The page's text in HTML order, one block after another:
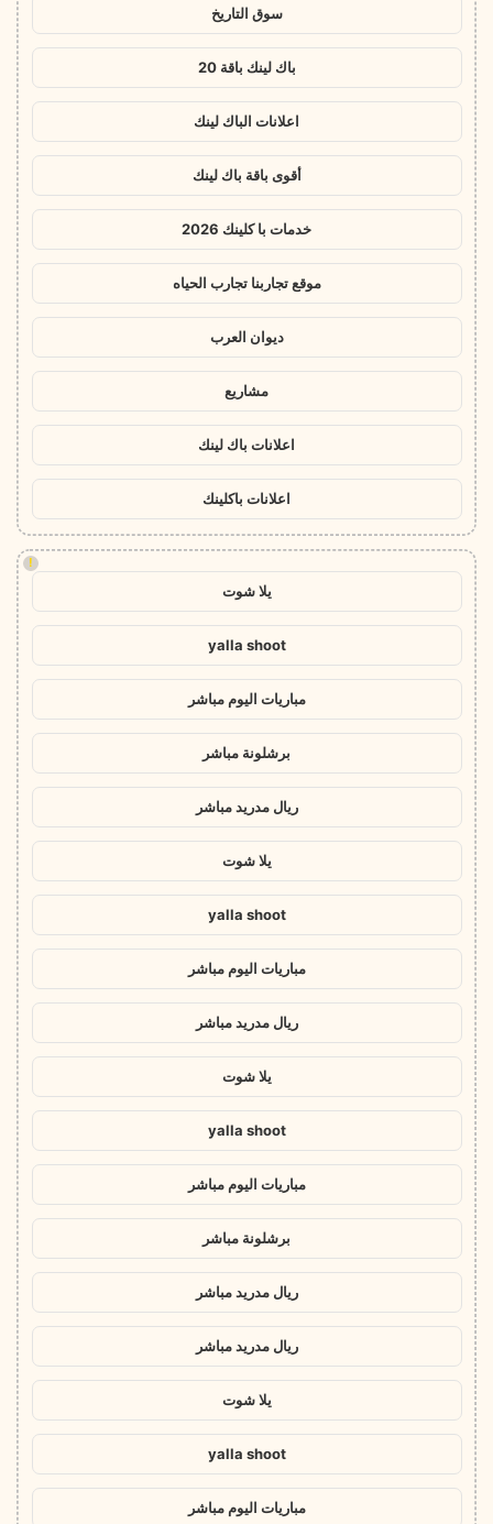
سوق التاريخ
باك لينك باقة 20
اعلانات الباك لينك
أقوى باقة باك لينك
خدمات با كلينك 2026
موقع تجاربنا تجارب الحياه
ديوان العرب
مشاريع
اعلانات باك لينك
اعلانات باكلينك
!
يلا شوت
yalla shoot
مباريات اليوم مباشر
برشلونة مباشر
ريال مدريد مباشر
يلا شوت
yalla shoot
مباريات اليوم مباشر
ريال مدريد مباشر
يلا شوت
yalla shoot
مباريات اليوم مباشر
برشلونة مباشر
ريال مدريد مباشر
ريال مدريد مباشر
يلا شوت
yalla shoot
مباريات اليوم مباشر